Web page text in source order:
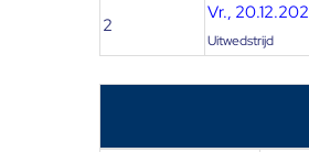
2
Vr.,
Uitwedstrijd